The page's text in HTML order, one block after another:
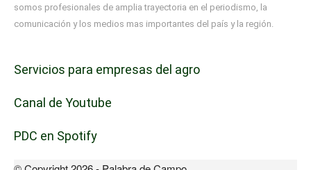
somos profesionales de amplia trayectoria en el periodismo, la
comunicación y los medios mas importantes del país y la región.
Servicios para empresas del agro
Canal de Youtube
PDC en Spotify